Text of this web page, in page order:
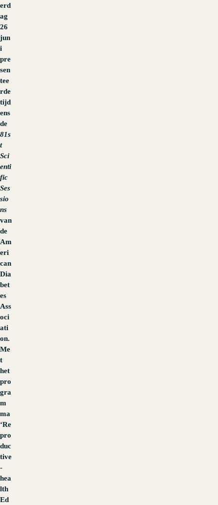
erd
ag
26
jun
i
pre
sen
tee
rde
tijd
ens
de
81s
t
Sci
enti
fic
Ses
sio
ns
van
de
Am
eri
can
Dia
bet
es
Ass
oci
ati
on.
Me
t
het
pro
gra
m
ma
‘Re
pro
duc
tive
-
hea
lth
Ed